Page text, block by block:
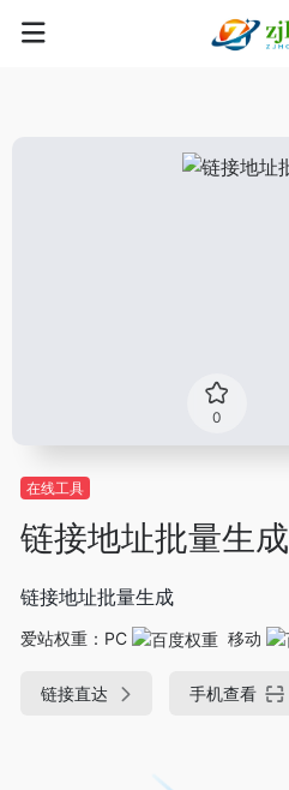
0
在线工具
链接地址批量生成
链接地址批量生成
爱站权重： PC 移动
链接直达 手机查看